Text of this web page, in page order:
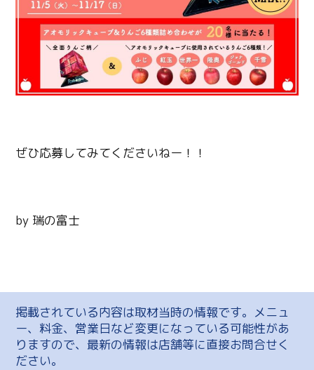
ぜひ応募してみてくださいねー！！
by 瑞の富士
掲載されている内容は取材当時の情報です。メニュ
ー、料金、営業日など変更になっている可能性があ
りますので、最新の情報は店舗等に直接お問合せく
ださい。